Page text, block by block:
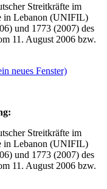
Streitkräfte im
in Lebanon (UNIFIL)
und 1773 (2007) des
11. August 2006 bzw.
neues Fenster)
Streitkräfte im
in Lebanon (UNIFIL)
und 1773 (2007) des
11. August 2006 bzw.